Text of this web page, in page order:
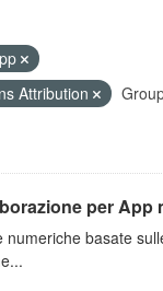
Attribution
per App
basate